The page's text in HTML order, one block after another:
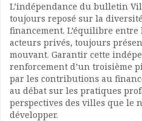
L’indépendance du bulletin
toujours reposé sur la
financement. L’équilibre
acteurs privés, toujours
mouvant. Garantir cette
renforcement d’un troisième
par les contributions au
au débat sur les pratiques
perspectives des villes que le
développer.